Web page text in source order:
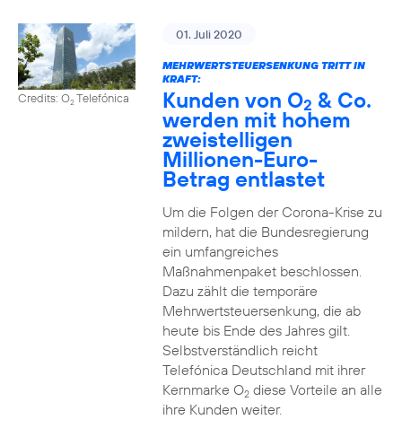
Credits: O2Telefónica
01. Juli 2020
MEHRWERTSTEUERSENKUNG TRITT IN
KRAFT:
Kunden von O2 & Co.
werden mit hohem
zweistelligen
Millionen-Euro-
Betrag entlastet
Um die Folgen der Corona-Krise zu
mildern, hat die Bundesregierung
ein umfangreiches
Maßnahmenpaket beschlossen.
Dazu zählt die temporäre
Mehrwertsteuersenkung, die ab
heute bis Ende des Jahres gilt.
Selbstverständlich reicht
Telefónica Deutschland mit ihrer
Kernmarke O2diese Vorteile an alle
ihre Kunden weiter.